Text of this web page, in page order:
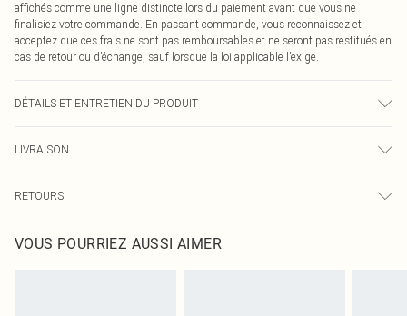
affichés comme une ligne distincte lors du paiement avant que vous ne
finalisiez votre commande. En passant commande, vous reconnaissez et
acceptez que ces frais ne sont pas remboursables et ne seront pas restitués en
cas de retour ou d’échange, sauf lorsque la loi applicable l’exige.
DÉTAILS ET ENTRETIEN DU PRODUIT
Polyester, 45% Viscose/Rayonne. Le mannequin porte : UK8 / US4. Taille du
mannequin 175 cm. Longueur approximative : 138 cm
LIVRAISON
Livraison express France
Jusqu'à 2-3 jours ouvrables
RETOURS
pour nous retourner un article.
VOUS POURRIEZ AUSSI AIMER